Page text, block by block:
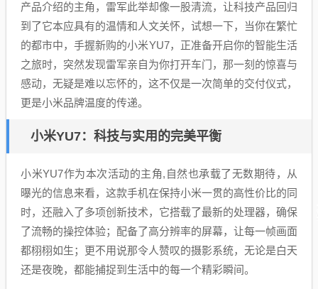
产品介绍的主角，雷军此举却像一股清流，让科技产品回归
到了它本应具有的温情和人文关怀，试想一下，当你在繁忙
的都市中，手握新购的小米YU7，正准备开启你的智能生活
之旅时，突然发现雷军亲自为你打开车门，那一刻的惊喜与
感动，无疑是难以忘怀的，这不仅是一次简单的交付仪式，
更是小米品牌温度的传递。
小米YU7：科技与实用的完美平衡
小米YU7作为本次活动的主角,自然也承载了无数期待，从
曝光的信息来看，这款手机在保持小米一贯的高性价比的同
时，还融入了多项创新技术，它搭载了最新的处理器，确保
了流畅的操控体验；配备了高分辨率的屏幕，让每一帧画面
都栩栩如生；更不用说那令人赞叹的摄影系统，无论是白天
还是夜晚，都能捕捉到生活中的每一个精彩瞬间。